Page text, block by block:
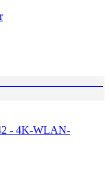
- 4K-WLAN-